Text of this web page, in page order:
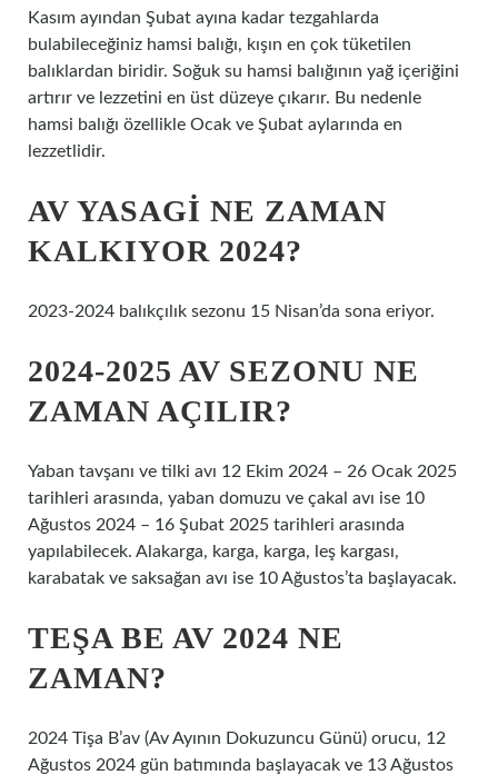
Kasım ayından Şubat ayına kadar tezgahlarda
bulabileceğiniz hamsi balığı, kışın en çok tüketilen
balıklardan biridir. Soğuk su hamsi balığının yağ içeriğini
artırır ve lezzetini en üst düzeye çıkarır. Bu nedenle
hamsi balığı özellikle Ocak ve Şubat aylarında en
lezzetlidir.
AV YASAGI NE ZAMAN
KALKIYOR 2024?
2023-2024 balıkçılık sezonu 15 Nisan’da sona eriyor.
2024-2025 AV SEZONU NE
ZAMAN AÇILIR?
Yaban tavşanı ve tilki avı 12 Ekim 2024 – 26 Ocak 2025
tarihleri ​​arasında, yaban domuzu ve çakal avı ise 10
Ağustos 2024 – 16 Şubat 2025 tarihleri ​​arasında
yapılabilecek. Alakarga, karga, karga, leş kargası,
karabatak ve saksağan avı ise 10 Ağustos’ta başlayacak.
TEŞA BE AV 2024 NE
ZAMAN?
2024 Tişa B’av (Av Ayının Dokuzuncu Günü) orucu, 12
Ağustos 2024 gün batımında başlayacak ve 13 Ağustos